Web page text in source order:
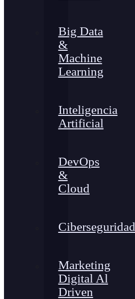
Big Data
&
Machine
Learning
Inteligencia
Artificial
DevOps
&
Cloud
Ciberseguridad
Marketing
Digital Al
Driven